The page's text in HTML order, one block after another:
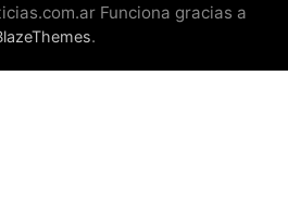
Funciona gracias a
.